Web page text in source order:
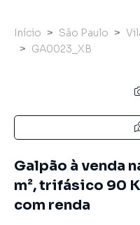
Início São Paulo
GA0023_XB
Galpão à venda
m², trifásico 90
com renda